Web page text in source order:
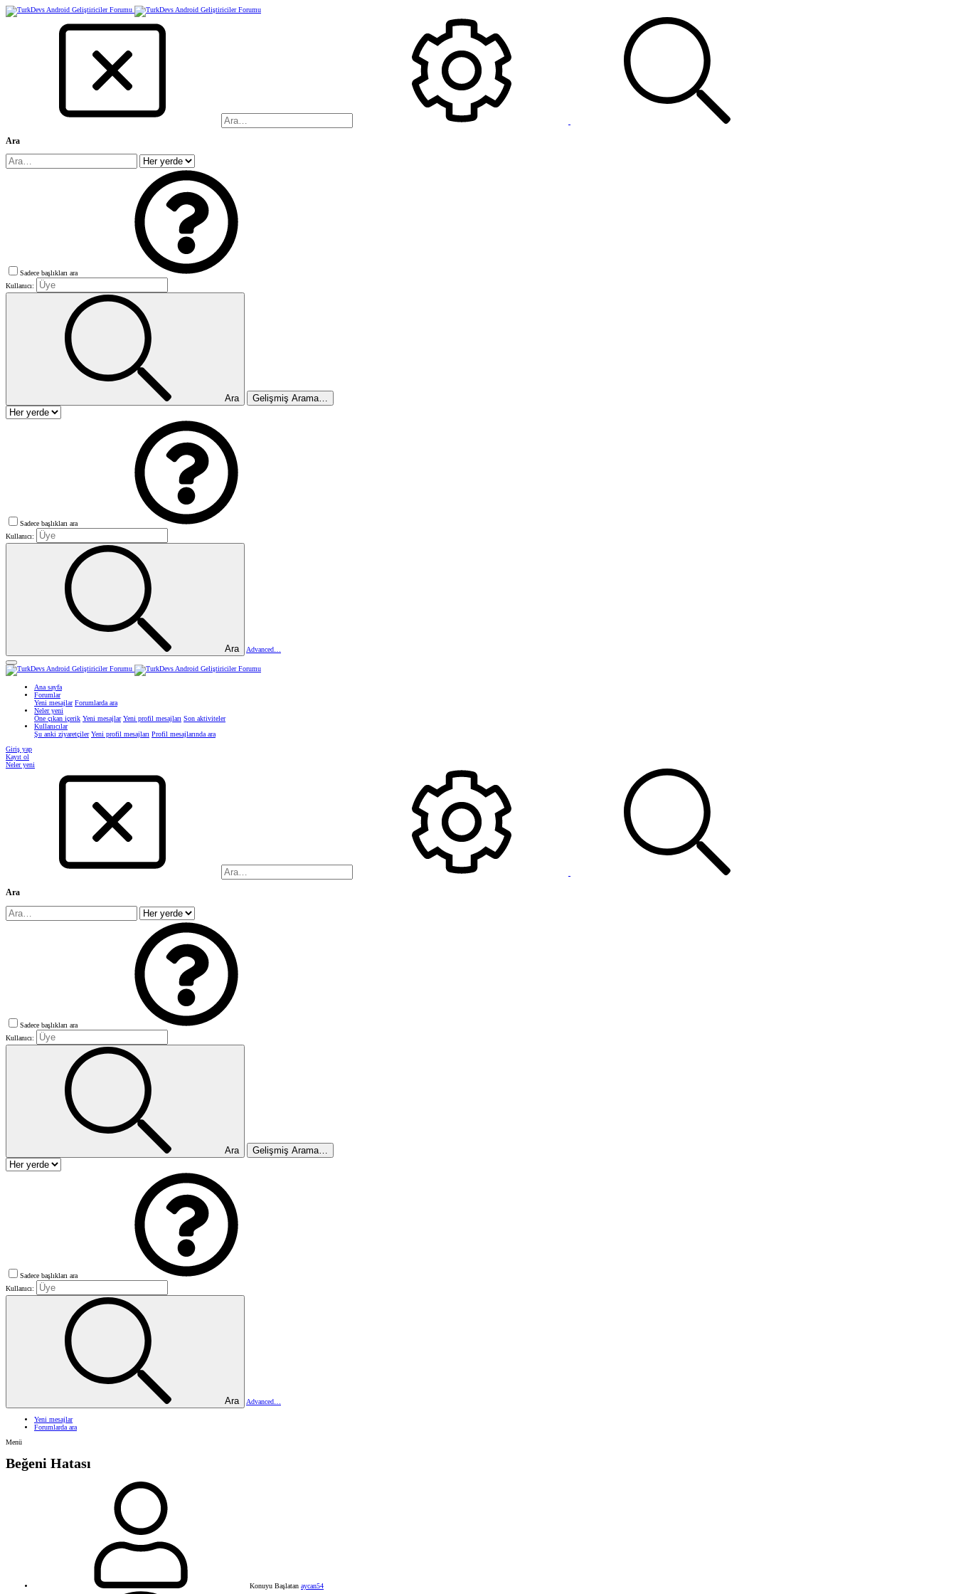
Ara
Sadece başlıkları ara
Kullanıcı:
Ara Gelişmiş Arama…
Sadece başlıkları ara
Kullanıcı:
Ara Advanced…
Ana sayfa
Forumlar
Yeni mesajlar Forumlarda ara
Neler yeni
Öne çıkan içerik Yeni mesajlar Yeni profil mesajları Son aktiviteler
Kullanıcılar
Şu anki ziyaretçiler Yeni profil mesajları Profil mesajlarında ara
Giriş yap
Kayıt ol
Neler yeni
Ara
Sadece başlıkları ara
Kullanıcı:
Ara Gelişmiş Arama…
Sadece başlıkları ara
Kullanıcı:
Ara Advanced…
Yeni mesajlar
Forumlarda ara
Menü
Beğeni Hatası
Konuyu Başlatan aycan54